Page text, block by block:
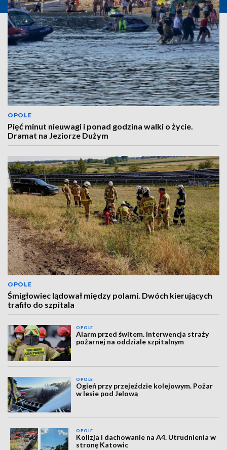
OPOLE
Pięć minut nieuwagi i ponad godzina walki o życie.
Dramat na Jeziorze Dużym
OPOLE
Śmigłowiec lądował między polami. Dwóch kierujących
trafiło do szpitala
OPOLE
Alarm przed świtem. Interwencja straży
pożarnej na oddziale szpitalnym
OPOLE
Ogień przy przejeździe kolejowym. Pożar
w lesie pod Jelową
OPOLE
Kolizja i dachowanie na A4. Utrudnienia w
stronę Katowic